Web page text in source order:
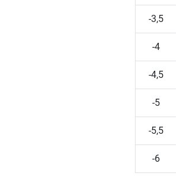
-3,5
-4
-4,5
-5
-5,5
-6